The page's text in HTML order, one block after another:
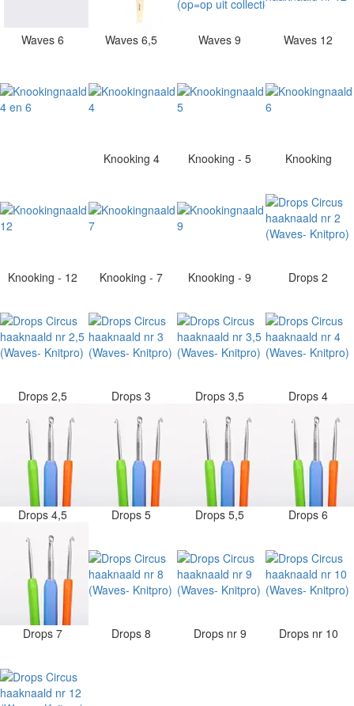
Waves 6 Waves 6,5 Waves 9 Waves 12
Knooking 4 Knooking - 5 Knooking
Knooking - 12 Knooking - 7 Knooking - 9 Drops 2
Drops 2,5 Drops 3 Drops 3,5 Drops 4
Drops 4,5 Drops 5 Drops 5,5 Drops 6
Drops 7 Drops 8 Drops nr 9 Drops nr 10